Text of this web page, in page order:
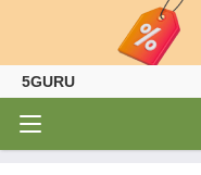
5GURU